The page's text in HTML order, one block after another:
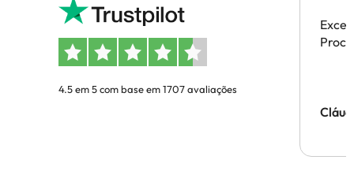
4.5 em 5 com base em 1707 avaliações